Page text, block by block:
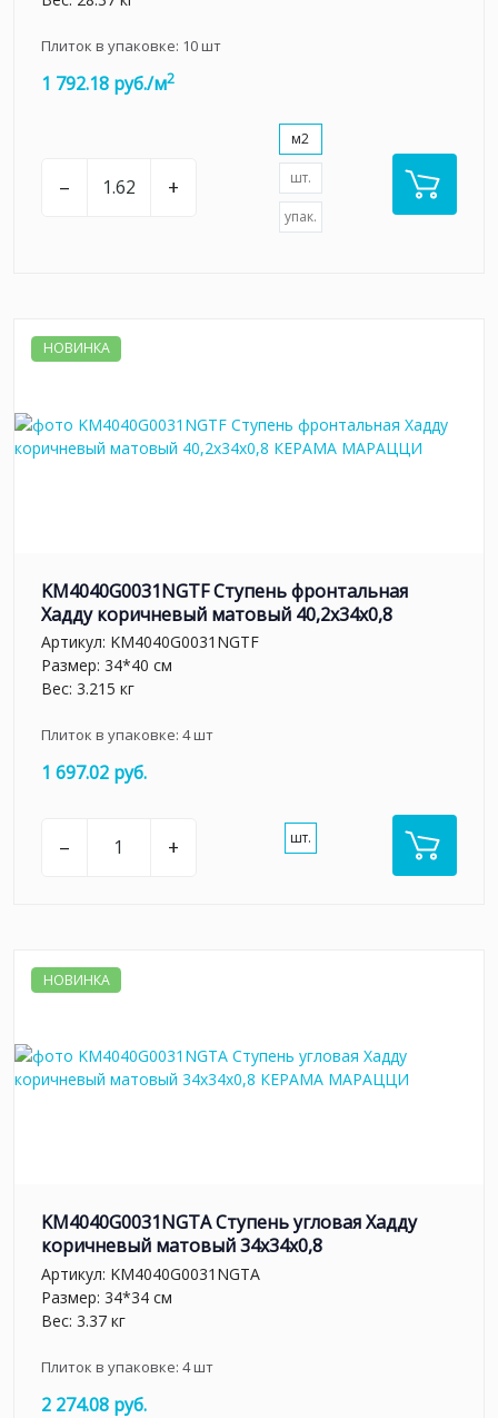
Плиток в упаковке: 10шт
1 792.18 руб./м2
– +
м2
шт.
упак.
НОВИНКА
KM4040G0031NGTF Ступень фронтальная
Хадду коричневый матовый 40,2x34x0,8
Артикул: KM4040G0031NGTF
Размер: 34*40 см
Вес: 3.215 кг
Плиток в упаковке: 4шт
1 697.02 руб.
– + шт.
НОВИНКА
KM4040G0031NGTA Ступень угловая Хадду
коричневый матовый 34x34x0,8
Артикул: KM4040G0031NGTA
Размер: 34*34 см
Вес: 3.37 кг
Плиток в упаковке: 4шт
2 274.08 руб.